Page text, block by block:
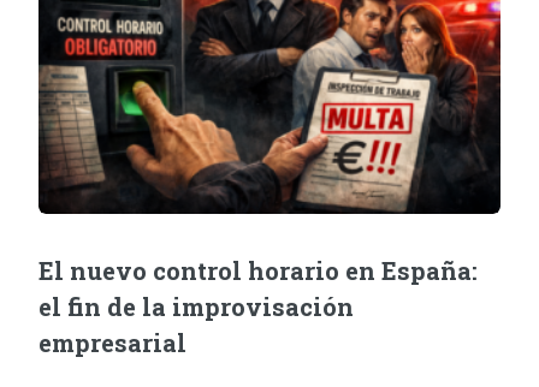
El nuevo control horario en España:
el fin de la improvisación
empresarial